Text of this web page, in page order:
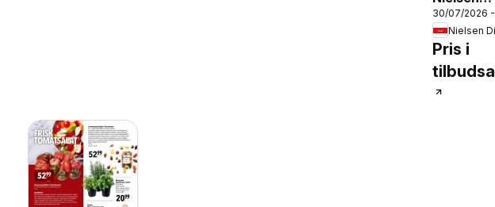
Discount
30/07/2026 -
Nielsen
Pris i